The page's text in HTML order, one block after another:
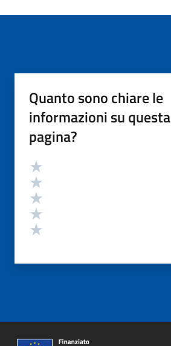
Quanto sono chiare le
informazioni su questa
pagina?
Valutazione